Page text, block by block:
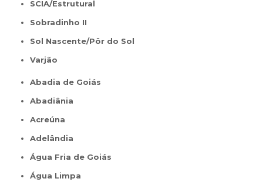
SCIA/Estrutural
Sobradinho II
Sol Nascente/Pôr do Sol
Varjão
Abadia de Goiás
Abadiânia
Acreúna
Adelândia
Água Fria de Goiás
Água Limpa